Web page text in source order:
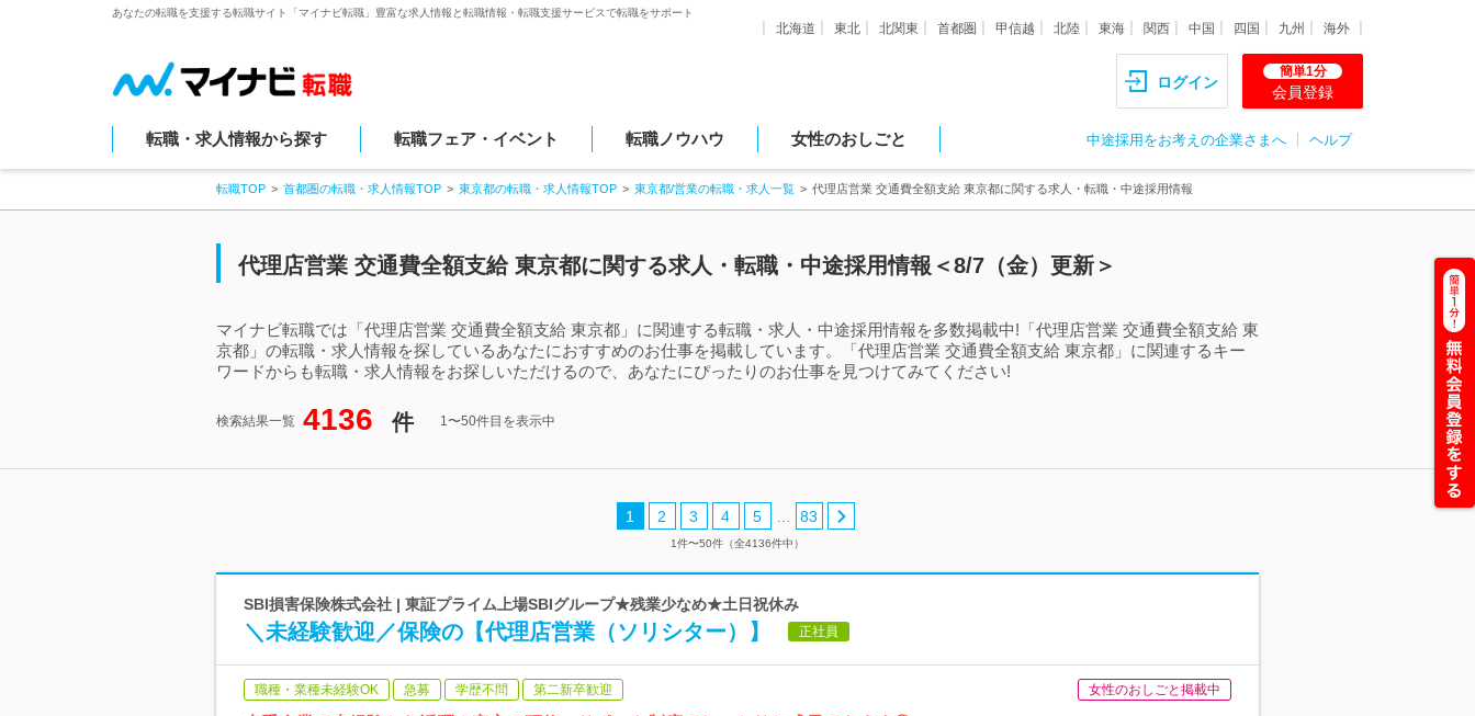
あなたの転職を支援する転職サイト「マイナビ転職」豊富な求人情報と転職情報・転職支援サービスで転職をサポート
北海道 東北 北関東 首都圏 甲信越 北陸 東海 関西 中国 四国 九州 海外
ログイン
簡単1分
会員登録
転職・求人情報から探す 転職フェア・イベント 転職ノウハウ 女性のおしごと 中途採用をお考えの企業さまへ ヘルプ
転職TOP 首都圏の転職・求人情報TOP 東京都の転職・求人情報TOP 東京都/営業の転職・求人一覧 代理店営業 交通費全額支給 東京都に関する求人・転職・中途採用情報
代理店営業 交通費全額支給 東京都に関する求人・転職・中途採用情報＜8/7（金）更新＞
マイナビ転職では「代理店営業 交通費全額支給 東京都」に関連する転職・求人・中途採用情報を多数掲載中!「代理店営業 交通費全額支給 東
京都」の転職・求人情報を探しているあなたにおすすめのお仕事を掲載しています。「代理店営業 交通費全額支給 東京都」に関連するキー
ワードからも転職・求人情報をお探しいただけるので、あなたにぴったりのお仕事を見つけてみてください!
検索結果一覧 4136 件 1〜50件目を表示中
1 2 3 4 5 83
1件〜50件（全4136件中）
SBI損害保険株式会社 | 東証プライム上場SBIグループ★残業少なめ★土日祝休み
＼未経験歓迎／保険の【代理店営業（ソリシター）】 正社員
職種・業種未経験OK 急募 学歴不問 第二新卒歓迎 女性のおしごと掲載中